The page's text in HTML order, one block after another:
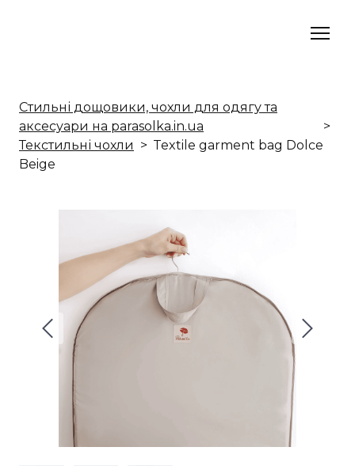
Стильні дощовики, чохли для одягу та
аксесуари на parasolka.in.ua
Текстильні чохли
Textile garment bag Dolce
Beige